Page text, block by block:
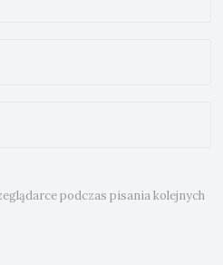
podczas pisania kolejnych